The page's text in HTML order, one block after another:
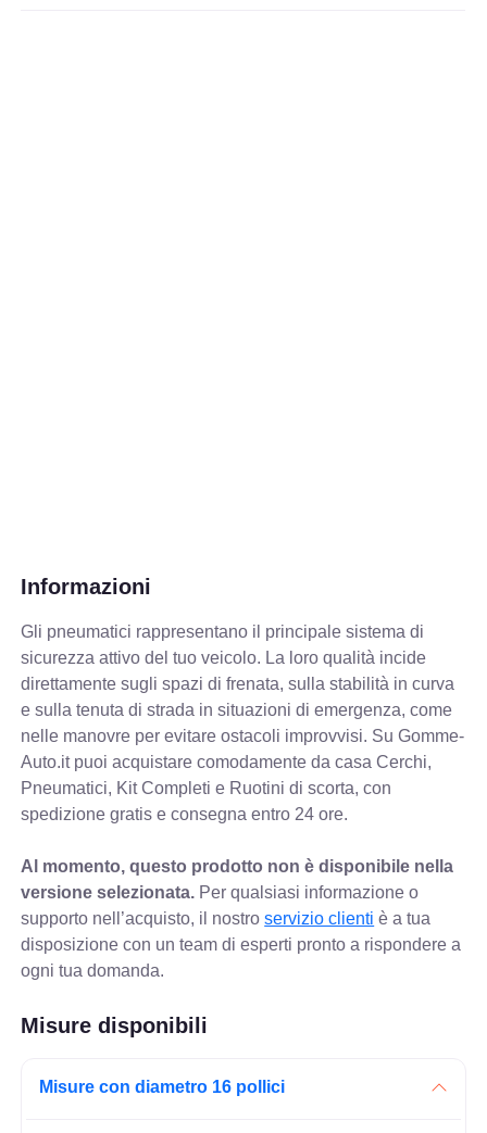
Informazioni
Gli pneumatici rappresentano il principale sistema di
sicurezza attivo del tuo veicolo. La loro qualità incide
direttamente sugli spazi di frenata, sulla stabilità in curva
e sulla tenuta di strada in situazioni di emergenza, come
nelle manovre per evitare ostacoli improvvisi. Su Gomme-
Auto.it puoi acquistare comodamente da casa Cerchi,
Pneumatici, Kit Completi e Ruotini di scorta, con
spedizione gratis e consegna entro 24 ore.
Al momento, questo prodotto non è disponibile nella
versione selezionata. Per qualsiasi informazione o
supporto nell’acquisto, il nostroservizio clienti è a tua
disposizione con un team di esperti pronto a rispondere a
ogni tua domanda.
Misure disponibili
Misure con diametro 16 pollici